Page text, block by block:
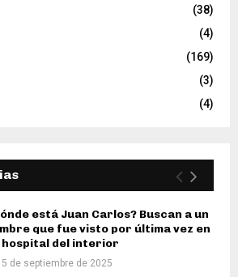
(38)
(4)
(169)
(3)
(4)
está Juan Carlos? Buscan a un
que fue visto por última vez en
hospital del interior
de septiembre de 2025